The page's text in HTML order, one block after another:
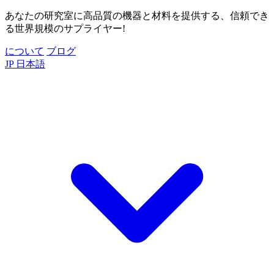
あなたの研究室に高品質の機器と材料を提供する、信頼でき
る世界規模のサプライヤー!
について ブログ
JP 日本語